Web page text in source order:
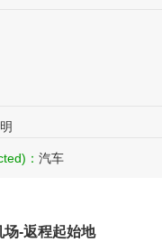
： 汽车
场-返程起始地